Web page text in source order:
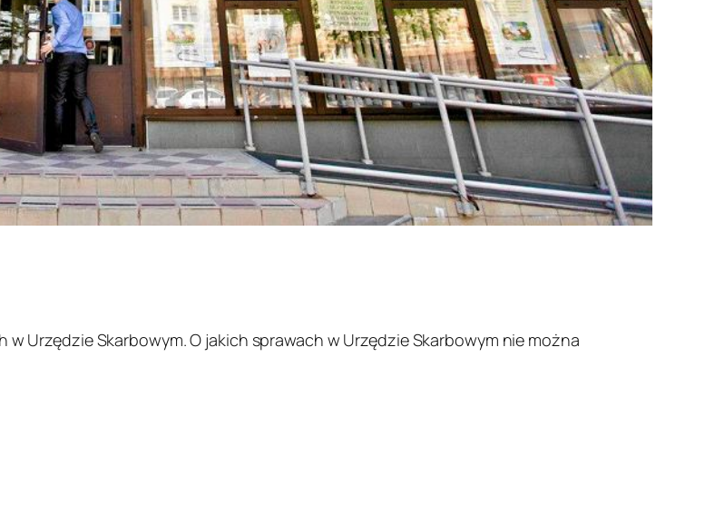
Urzędzie Skarbowym. O jakich sprawach w Urzędzie Skarbowym nie można